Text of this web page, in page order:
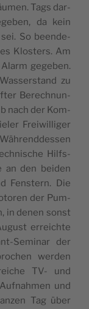
Tags dar­
da kein
So been­de­
Klos­ters. Am
gege­ben.
zu
Berech­nun­
nach der Kom­
Frei­wil­li­ger
Hilfs­
an den bei­den
Fens­tern. Die
der Pum­
in denen sonst
erreich­te
Semi­nar der
wer­den
TV- und
und
Tag über